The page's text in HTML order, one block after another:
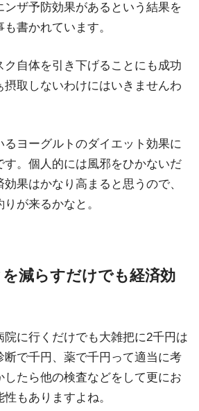
プリは妊活中の夫婦にオススメ！妊娠しや
が出来る
ンザ予防効果があるという結果を
書かれています。
ク自体を引き下げることにも成功
摂取しないわけにはいきませんわ
るヨーグルトのダイエット効果に
す。個人的には風邪をひかないだ
果はかなり高まると思うので、
が来るかなと。
減らすだけでも経済効
院に行くだけでも大雑把に2千円は
断で千円、薬で千円って適当に考
したら他の検査などをして更にお
もありますよね。